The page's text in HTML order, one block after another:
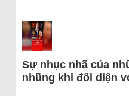
Sự nhục nhã của
nhũng khi đối diện